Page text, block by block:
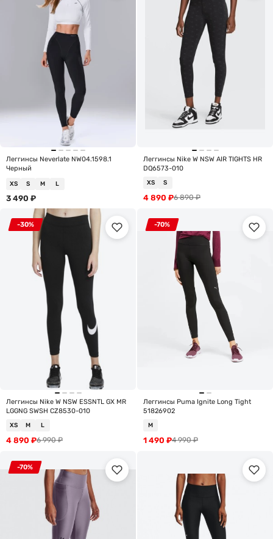
Леггинсы Neverlate NW04.1598.1
Черный
XS S M L
3 490 ₽
Леггинсы Nike W NSW AIR TIGHTS HR
DQ6573-010
XS S
6 890₽
4 890 ₽
-30%
Леггинсы Nike W NSW ESSNTL GX MR
LGGNG SWSH CZ8530-010
XS M L
6 990₽
4 890 ₽
-70%
Леггинсы Puma Ignite Long Tight
51826902
M
4 990₽
1 490 ₽
-70%